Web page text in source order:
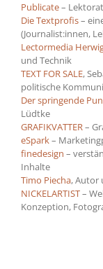
Publicate–
Die Textprofis–
(Journalist:innen,
Lectormedia
und Technik
TEXT FOR SALE,
politische
Der springende
Lüdtke
GRAFIKVATTER–
eSpark–
finedesign –
Inhalte
Timo Piecha, Autor
NICKELARTIST–
Konzeption,